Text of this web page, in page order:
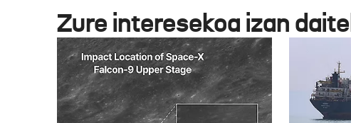
Zure interesekoa izan